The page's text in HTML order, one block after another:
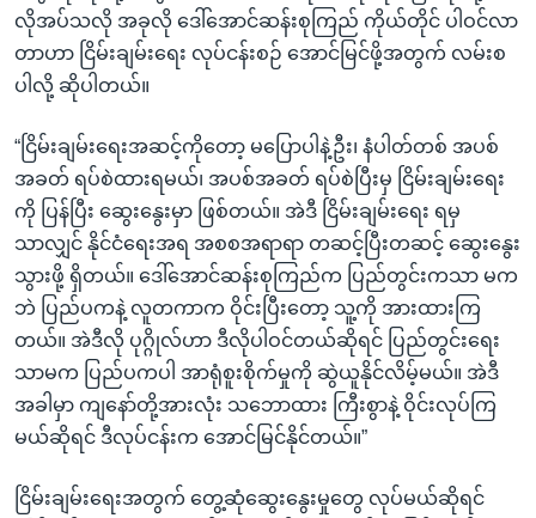
လိုအပ်သလို အခုလို ဒေါ်အောင်ဆန်းစုကြည် ကိုယ်တိုင် ပါဝင်လာ
တာဟာ ငြိမ်းချမ်းရေး လုပ်ငန်းစဉ် အောင်မြင်ဖို့အတွက် လမ်းစ
ပါလို့ ဆိုပါတယ်။
“ငြိမ်းချမ်းရေးအဆင့်ကိုတော့ မပြောပါနဲ့ဦး၊ နံပါတ်တစ် အပစ်
အခတ် ရပ်စဲထားရမယ်၊ အပစ်အခတ် ရပ်စဲပြီးမှ ငြိမ်းချမ်းရေး
ကို ပြန်ပြီး ဆွေးနွေးမှာ ဖြစ်တယ်။ အဲဒီ ငြိမ်းချမ်းရေး ရမှ
သာလျှင် နိုင်ငံရေးအရ အစစအရာရာ တဆင့်ပြီးတဆင့် ဆွေးနွေး
သွားဖို့ ရှိတယ်။ ဒေါ်အောင်ဆန်းစုကြည်က ပြည်တွင်းကသာ မက
ဘဲ ပြည်ပကနဲ့ လူတကာက ဝိုင်းပြီးတော့ သူ့ကို အားထားကြ
တယ်။ အဲဒီလို ပုဂ္ဂိုလ်ဟာ ဒီလိုပါဝင်တယ်ဆိုရင် ပြည်တွင်းရေး
သာမက ပြည်ပကပါ အာရုံစူးစိုက်မှုကို ဆွဲယူနိုင်လိမ့်မယ်။ အဲဒီ
အခါမှာ ကျနော်တို့အားလုံး သဘောထား ကြီးစွာနဲ့ ဝိုင်းလုပ်ကြ
မယ်ဆိုရင် ဒီလုပ်ငန်းက အောင်မြင်နိုင်တယ်။”
ငြိမ်းချမ်းရေးအတွက် တွေ့ဆုံဆွေးနွေးမှုတွေ လုပ်မယ်ဆိုရင်